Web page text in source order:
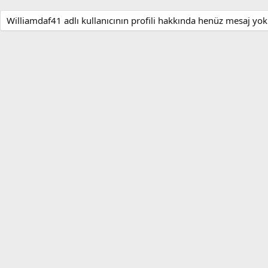
Williamdaf41 adlı kullanıcının profili hakkında henüz mesaj